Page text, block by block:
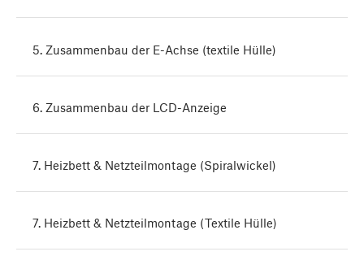
5. Zusammenbau der E-Achse (textile Hülle)
6. Zusammenbau der LCD-Anzeige
7. Heizbett & Netzteilmontage (Spiralwickel)
7. Heizbett & Netzteilmontage (Textile Hülle)